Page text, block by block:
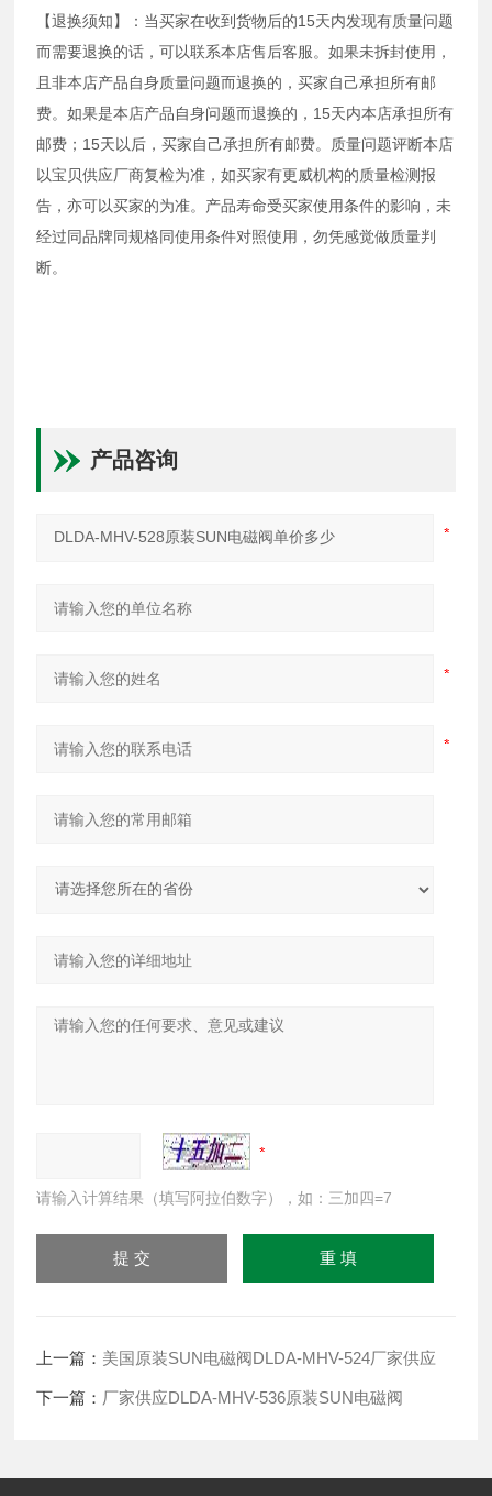
【退换须知】：当买家在收到货物后的15天内发现有质量问题
而需要退换的话，可以联系本店售后客服。如果未拆封使用，
且非本店产品自身质量问题而退换的，买家自己承担所有邮
费。如果是本店产品自身问题而退换的，15天内本店承担所有
邮费；15天以后，买家自己承担所有邮费。质量问题评断本店
以宝贝供应厂商复检为准，如买家有更威机构的质量检测报
告，亦可以买家的为准。产品寿命受买家使用条件的影响，未
经过同品牌同规格同使用条件对照使用，勿凭感觉做质量判
断。
产品咨询
请输入计算结果（填写阿拉伯数字），如：三加四=7
上一篇： 美国原装SUN电磁阀DLDA-MHV-524厂家供应
下一篇： 厂家供应DLDA-MHV-536原装SUN电磁阀